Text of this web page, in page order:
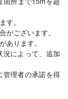
す。
がございます。
あります。
況によって、追加
管理者の承諾を得